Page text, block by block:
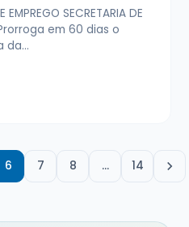
EMPREGO SECRETARIA DE
Prorroga em 60 dias o
da…
6 7 8 … 14